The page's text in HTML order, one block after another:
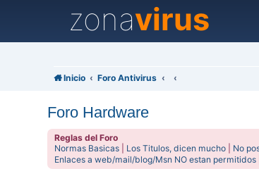
zonavirus
Inicio Foro Antivirus
Foro Hardware
Reglas del Foro
Normas Basicas
Los Titulos, dicen mucho No
Enlaces a web/mail/blog/Msn NO estan permitidos